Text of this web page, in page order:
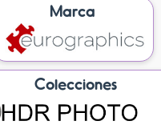
Marca
Colecciones